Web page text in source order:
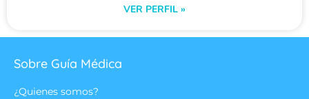
VER PERFIL »
Sobre Guía Médica
¿Quienes somos?